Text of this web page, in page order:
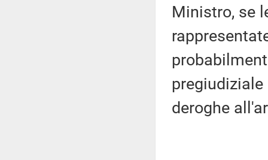
Ministro, se
deroghe